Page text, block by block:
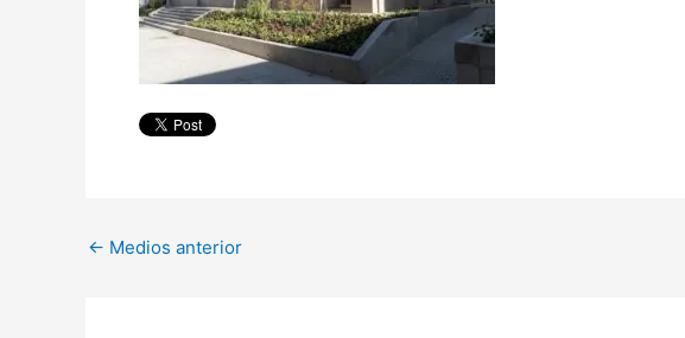
← Medios anterior